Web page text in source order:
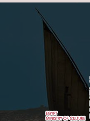
Skip to main content